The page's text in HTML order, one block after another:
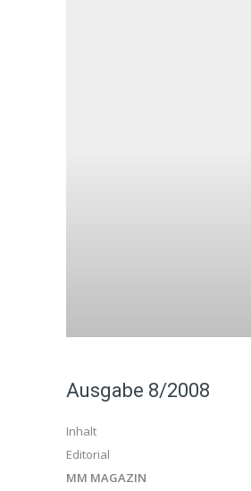
Ausgabe 8/2008
Inhalt
Editorial
MM MAGAZIN